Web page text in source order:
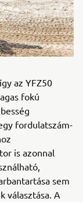
az YFZ50
fokú
fordulatszám-
is azonnal
sem
választása. A